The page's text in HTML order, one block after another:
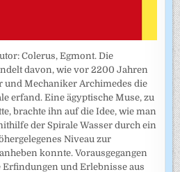
Colerus, Egmont. Die
davon, wie vor 2200 Jahren
und Mechaniker Archimedes die
erfand. Eine ägyptische Muse, zu
brachte ihn auf die Idee, wie man
der Spirale Wasser durch ein
Niveau zur
konnte. Vorausgegangen
und Erlebnisse aus